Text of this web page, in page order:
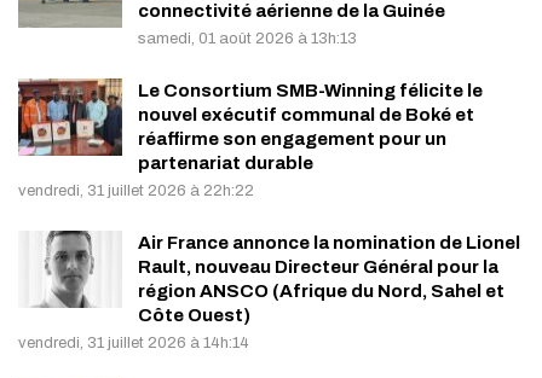
connectivité aérienne de la Guinée
samedi, 01 août 2026 à 13h:13
Le Consortium SMB-Winning félicite le
nouvel exécutif communal de Boké et
réaffirme son engagement pour un
partenariat durable
vendredi, 31 juillet 2026 à 22h:22
Air France annonce la nomination de Lionel
Rault, nouveau Directeur Général pour la
région ANSCO (Afrique du Nord, Sahel et
Côte Ouest)
vendredi, 31 juillet 2026 à 14h:14